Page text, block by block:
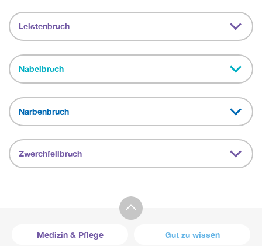
Leistenbruch
Nabelbruch
Narbenbruch
Zwerchfellbruch
Medizin & Pflege Gut zu wissen